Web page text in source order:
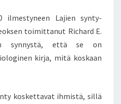
N
K
I
R
T
ilmestyneen Lajien synty-
toimittanut Richard E.
synnystä, että se on
kirja, mitä koskaan
koskettavat ihmistä, sillä